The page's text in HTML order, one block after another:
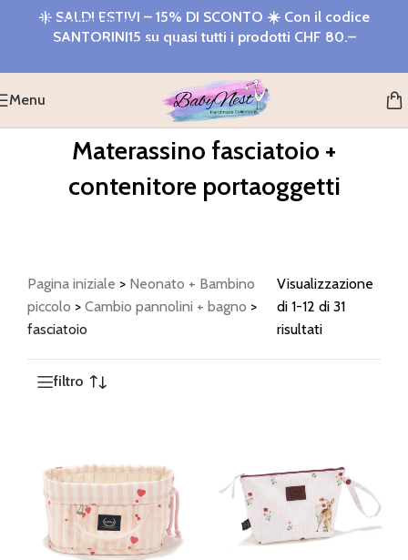
Salta alla navigazione
Salta al contenuto principale
☀️ SALDI ESTIVI – 15% DI SCONTO ☀️ Con il codice
SANTORINI15 su quasi tutti i prodotti CHF 80.–
Menu
Materassino fasciatoio +
contenitore portaoggetti
Pagina iniziale > Neonato + Bambino
piccolo > Cambio pannolini + bagno >
fasciatoio
Visualizzazione
di 1-12 di 31
risultati
filtro